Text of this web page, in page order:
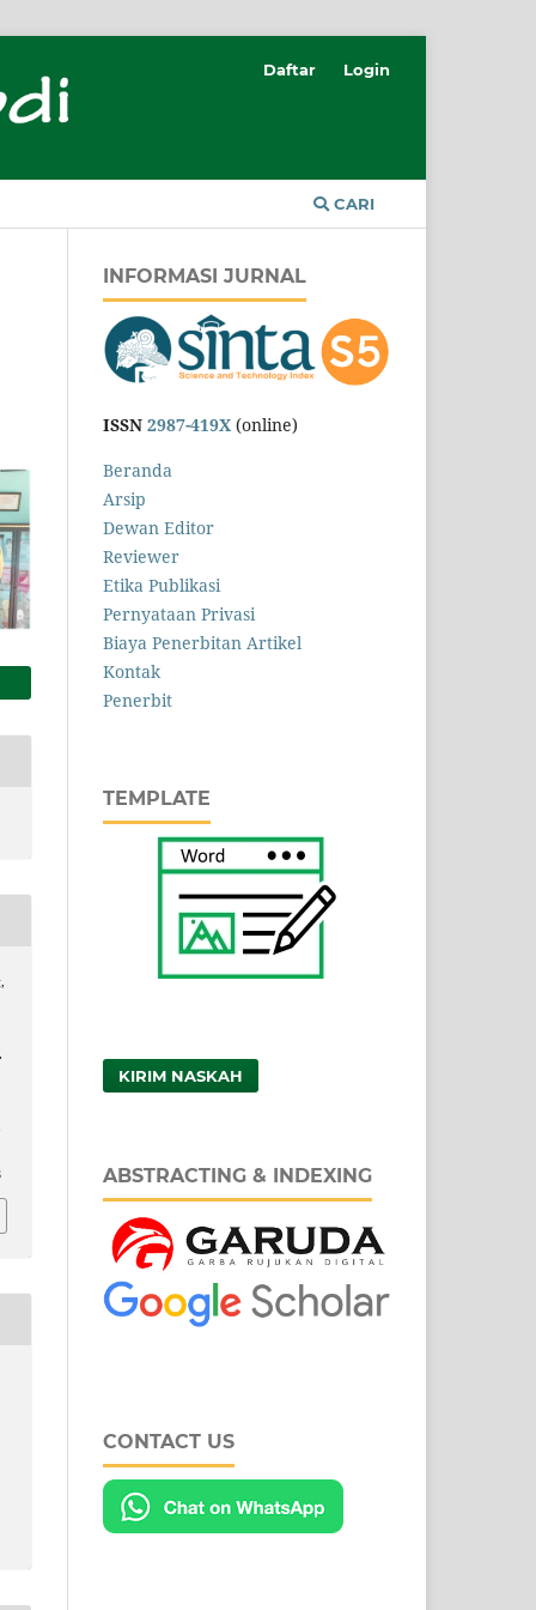
CARI
Daftar Login
INFORMASI JURNAL
ISSN 2987-419X (online)
Beranda
Arsip
Dewan Editor
Reviewer
Etika Publikasi
Pernyataan Privasi
Biaya Penerbitan Artikel
Kontak
Penerbit
TEMPLATE
KIRIM NASKAH
ABSTRACTING & INDEXING
CONTACT US